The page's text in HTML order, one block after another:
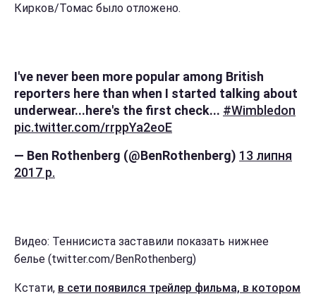
Кирков/Томас было отложено.
I've never been more popular among British
reporters here than when I started talking about
underwear...here's the first check... #Wimbledon
pic.twitter.com/rrppYa2eoE
— Ben Rothenberg (@BenRothenberg) 13 липня
2017 р.
Видео: Теннисиста заставили показать нижнее
белье (twitter.com/BenRothenberg)
Кстати, в сети появился трейлер фильма, в котором